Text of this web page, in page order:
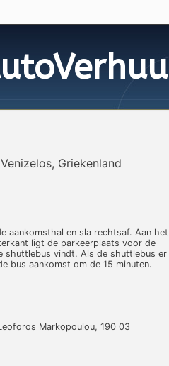
Griekenland
aankomsthal en sla rechtsaf. Aan het
ligt de parkeerplaats voor de
shuttlebus vindt. Als de shuttlebus er
bus aankomst om de 15 minuten.
Markopoulou, 190 03